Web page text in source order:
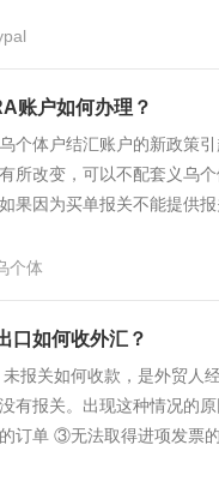
账户如何办理？
个体户结汇账户的新政策
所改变，可以不配套义乌
果因为买单报关不能提供报
个体
口如何收外汇？
报关如何收款，是外贸人
有报关。出现这种情况的
订单 ③无法取得进项发票的